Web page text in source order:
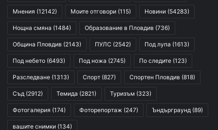
Мнения (12142) Моите отговори (115) Новини (54283)
Нощна смяна (1484) Образование в Пловдив (736)
Община Пловдив (2143) ПУЛС (2542) Под лупа (1613)
Под небето (6493) Под ножа (2745) По следите (123)
Разследване (1313) Спорт (827) Спортен Пловдив (818)
Съд (2912) Темида (2821) Туризъм (323)
Фотогалерия (174) Фоторепортаж (247) Ъндърграунд (89)
вашите снимки (134)